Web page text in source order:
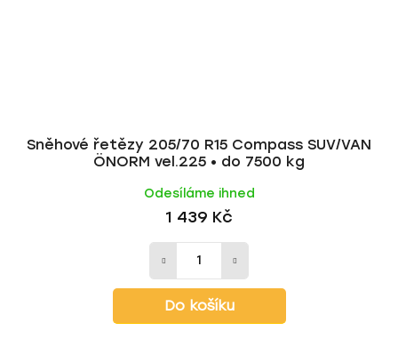
Sněhové řetězy 205/70 R15 Compass SUV/VAN
ÖNORM vel.225 • do 7500 kg
Odesíláme ihned
1 439 Kč
Do košíku